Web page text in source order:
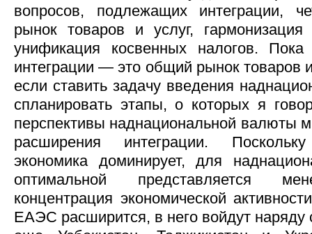
вопросов, подлежащих интеграции,
рынок товаров и услуг,
унификация косвенных налогов. Пока
интеграции — это общий рынок товаров
если ставить задачу введения
спланировать этапы, о которых я
перспективы наднациональной валюты
расширения интеграции.
экономика доминирует, для
оптимальной представляется
концентрация экономической
ЕАЭС расширится, в него войдут наряду